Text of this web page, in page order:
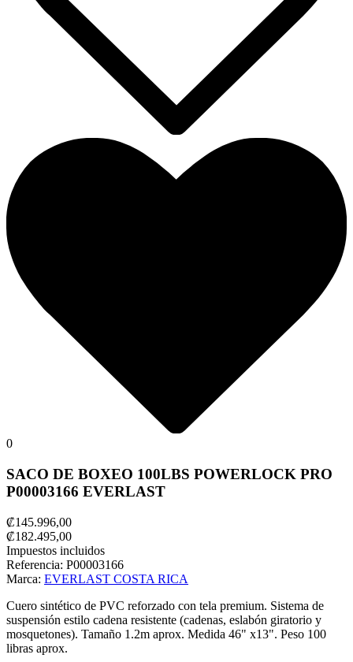
0
SACO DE BOXEO 100LBS POWERLOCK PRO
P00003166 EVERLAST
₡145.996,00
₡182.495,00
Impuestos incluidos
Referencia: P00003166
Marca: EVERLAST COSTA RICA
Cuero sintético de PVC reforzado con tela premium. Sistema de
suspensión estilo cadena resistente (cadenas, eslabón giratorio y
mosquetones). Tamaño 1.2m aprox. Medida 46" x13". Peso 100
libras aprox.